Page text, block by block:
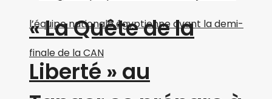
« La Quête de la
Liberté » au